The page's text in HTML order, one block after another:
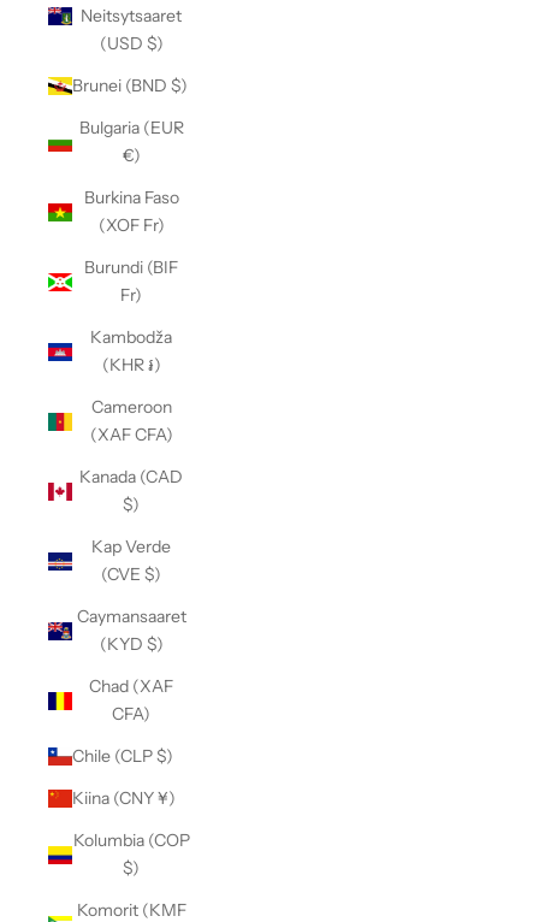
Neitsytsaaret
(USD $)
Brunei (BND $)
Bulgaria (EUR
€)
Burkina Faso
(XOF Fr)
Burundi (BIF
Fr)
Kambodža
(KHR ៛)
Cameroon
(XAF CFA)
Kanada (CAD
$)
Kap Verde
(CVE $)
Caymansaaret
(KYD $)
Chad (XAF
CFA)
Chile (CLP $)
Kiina (CNY ¥)
Kolumbia (COP
$)
Komorit (KMF